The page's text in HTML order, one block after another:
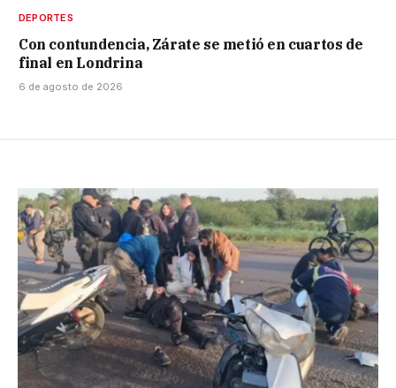
DEPORTES
Con contundencia, Zárate se metió en cuartos de
final en Londrina
6 de agosto de 2026